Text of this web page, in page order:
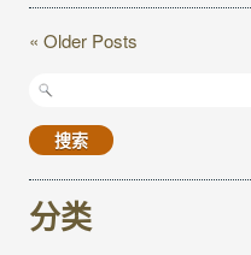
« Older Posts
搜
分类